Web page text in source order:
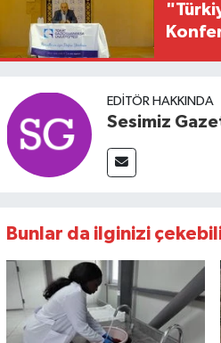
EDITÖR HAKKINDA
Sesimiz
Bunlar da ilginizi